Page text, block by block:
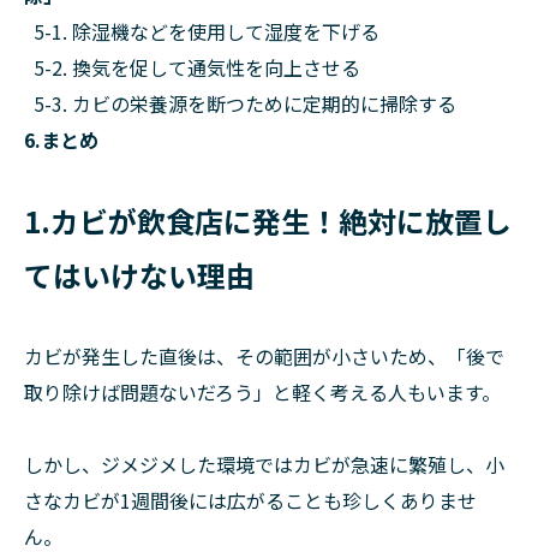
5-1. 除湿機などを使用して湿度を下げる
5-2. 換気を促して通気性を向上させる
5-3. カビの栄養源を断つために定期的に掃除する
6.まとめ
1.カビが飲食店に発生！絶対に放置し
てはいけない理由
カビが発生した直後は、その範囲が小さいため、「後で
取り除けば問題ないだろう」と軽く考える人もいます。
しかし、ジメジメした環境ではカビが急速に繁殖し、小
さなカビが1週間後には広がることも珍しくありませ
ん。